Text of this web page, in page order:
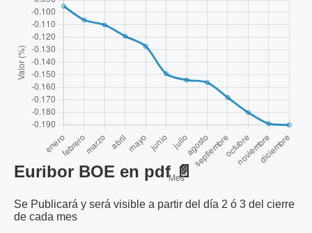
Euribor BOE en pdf 📄
Se Publicará y será visible a partir del día 2 ó 3 del cierre
de cada mes